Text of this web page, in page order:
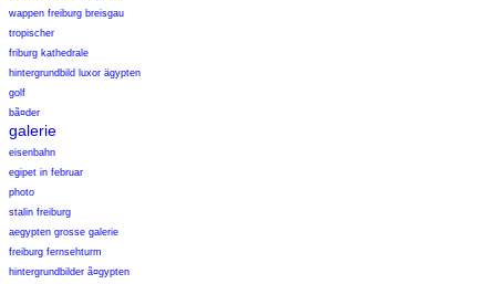
wappen freiburg breisgau
tropischer
friburg kathedrale
hintergrundbild luxor ägypten
golf
bã¤der
galerie
eisenbahn
egipet in februar
photo
stalin freiburg
aegypten grosse galerie
freiburg fernsehturm
hintergrundbilder ã¤gypten